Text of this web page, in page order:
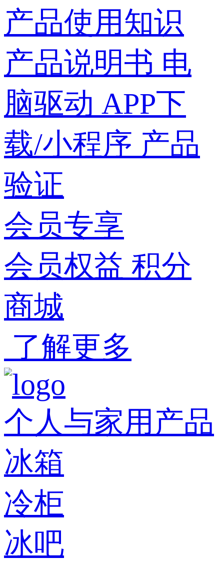
产品使用知识
产品说明书 电
脑驱动 APP下
载/小程序 产品
验证
会员专享
会员权益 积分
商城
了解更多
个人与家用产品
冰箱
冷柜
冰吧